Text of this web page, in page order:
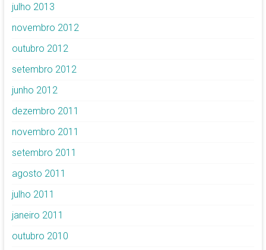
julho 2013
novembro 2012
outubro 2012
setembro 2012
junho 2012
dezembro 2011
novembro 2011
setembro 2011
agosto 2011
julho 2011
janeiro 2011
outubro 2010